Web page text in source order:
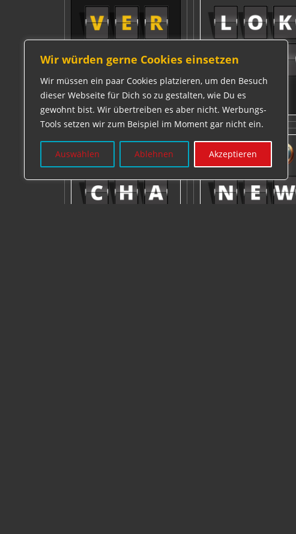
Wir würden gerne Cookies einsetzen
Wir müssen ein paar Cookies platzieren, um den Besuch
dieser Webseite für Dich so zu gestalten, wie Du es
gewohnt bist. Wir übertreiben es aber nicht. Werbungs-
Tools setzen wir zum Beispiel im Moment gar nicht ein.
Auswählen Ablehnen Akzeptieren